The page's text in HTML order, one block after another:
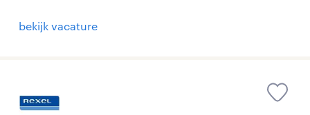
bekijk vacature